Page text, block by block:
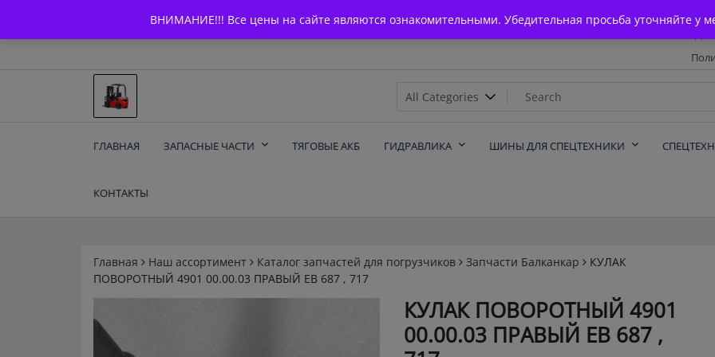
ВНИМАНИЕ!!! Все цены на сайте являются ознакомительными. Убедительная просьба уточняйте у
content
Запчасти для вилочых
ГЛАВНАЯ ЗАПАСНЫЕ ЧАСТИ ТЯГОВЫЕ АКБ ГИДРАВЛИКА ШИНЫ ДЛЯ СПЕЦТЕХНИКИ
КОНТАКТЫ
Главная Наш ассортимент Каталог запчастей для погрузчиков Запчасти Балканкар
КУЛАК
ПОВОРОТНЫЙ 4901 00.00.03 ПРАВЫЙ ЕВ 687 , 717
КУЛАК ПОВОРОТНЫЙ 4901
00.00.03 ПРАВЫЙ ЕВ 687 ,